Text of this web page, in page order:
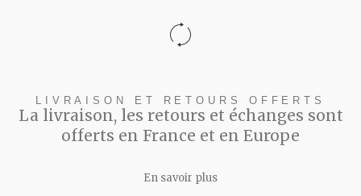
LIVRAISON ET RETOURS OFFERTS
La livraison, les retours et échanges sont
offerts en France et en Europe
En savoir plus